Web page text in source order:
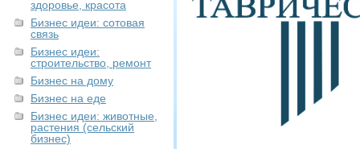
здоровье, красота
Бизнес идеи: сотовая
связь
Бизнес идеи:
строительство, ремонт
Бизнес на дому
Бизнес на еде
Бизнес идеи: животные,
растения (сельский
бизнес)